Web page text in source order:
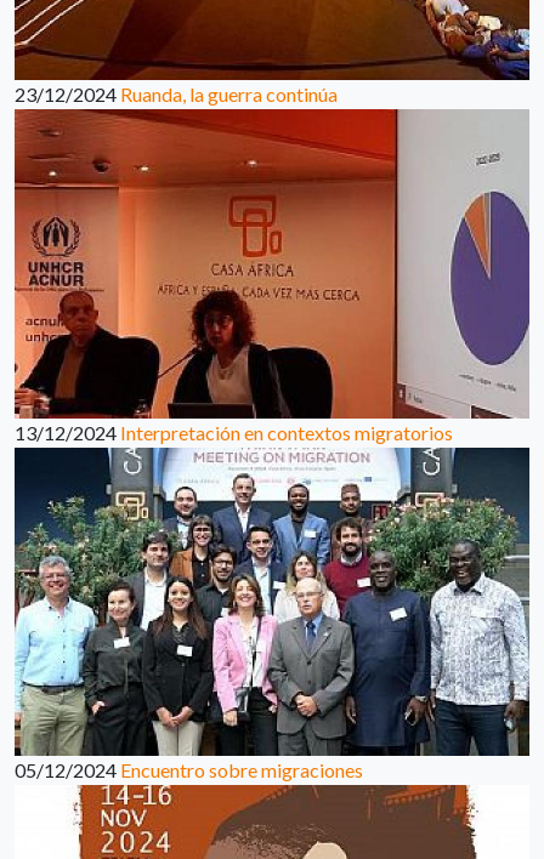
23/12/2024 Ruanda, la guerra continúa
13/12/2024 Interpretación en contextos migratorios
05/12/2024 Encuentro sobre migraciones